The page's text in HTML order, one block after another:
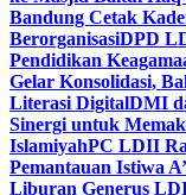
Bandung Cetak
BerorganisasiDPD
Pendidikan
Gelar Konsolidasi,
Literasi DigitalDMI
Sinergi untuk
IslamiyahPC LDII
Pemantauan Istiwa
Liburan Generus